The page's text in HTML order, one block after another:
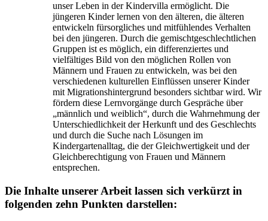
unser Leben in der Kindervilla ermöglicht. Die
jüngeren Kinder lernen von den älteren, die älteren
entwickeln fürsorgliches und mitfühlendes Verhalten
bei den jüngeren. Durch die gemischtgeschlechtlichen
Gruppen ist es möglich, ein differenziertes und
vielfältiges Bild von den möglichen Rollen von
Männern und Frauen zu entwickeln, was bei den
verschiedenen kulturellen Einflüssen unserer Kinder
mit Migrationshintergrund besonders sichtbar wird. Wir
fördern diese Lernvorgänge durch Gespräche über
„männlich und weiblich“, durch die Wahrnehmung der
Unterschiedlichkeit der Herkunft und des Geschlechts
und durch die Suche nach Lösungen im
Kindergartenalltag, die der Gleichwertigkeit und der
Gleichberechtigung von Frauen und Männern
entsprechen.
Die Inhalte unserer Arbeit lassen sich verkürzt in
folgenden zehn Punkten darstellen: